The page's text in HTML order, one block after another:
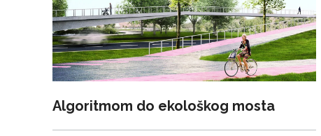
Algoritmom do ekološkog mosta